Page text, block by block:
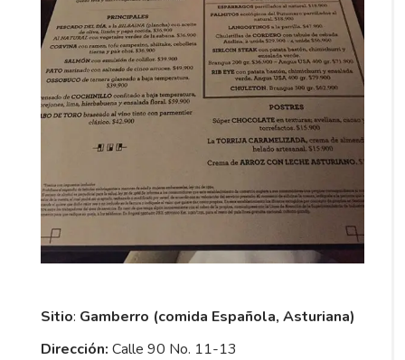
Sitio: Gamberro (comida Española, Asturiana)
Dirección: Calle 90 No. 11-13